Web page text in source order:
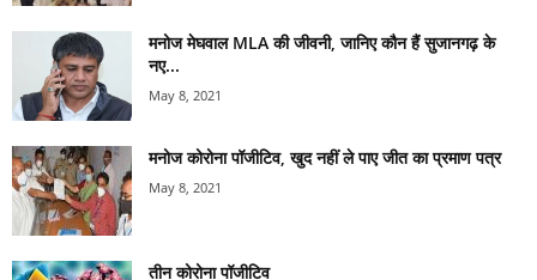
मनोज मेघवाल MLA की जीवनी, जानिए कौन हैं सुजानगढ़ के
नए...
May 8, 2021
मनोज कोरोना पॉजीटिव, खुद नहीं ले पाए जीत का प्रमाण पत्र
May 8, 2021
तीन कोरोना पॉजीटिव